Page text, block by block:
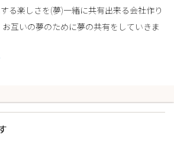
る楽しさを(夢)一緒に共有出来る会社作り
互いの夢のために夢の共有をしていきま